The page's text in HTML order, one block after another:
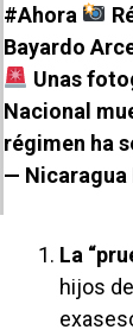
#Ahora
Bayardo
Unas
Nacional
régimen ha
— Nicaragua
La
hijos